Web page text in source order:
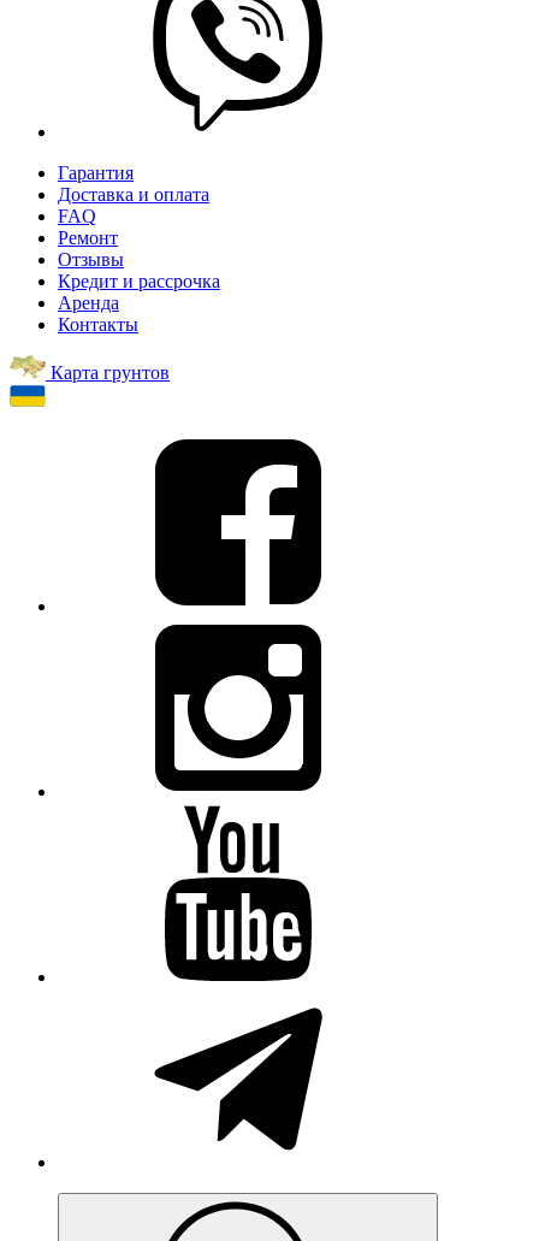
Гарантия
Доставка и оплата
FAQ
Ремонт
Отзывы
Кредит и рассрочка
Аренда
Контакты
Карта грунтов